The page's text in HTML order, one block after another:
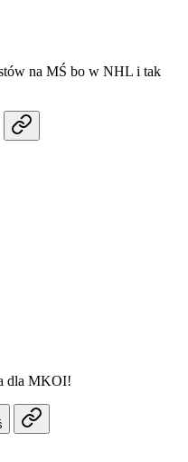
na MŚ bo w NHL i tak
dla MKOI!